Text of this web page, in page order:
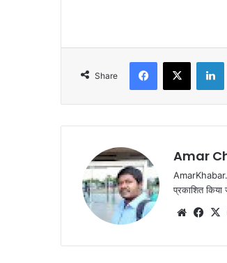
Share
Facebook
X
Amar
प्रकाशित